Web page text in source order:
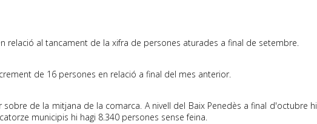
al tancament de la xifra de persones aturades a final de setembre.
de 16 persones en relació a final del mes anterior.
de la mitjana de la comarca. A nivell del Baix Penedès a final d'octubre hi
municipis hi hagi 8.340 persones sense feina.